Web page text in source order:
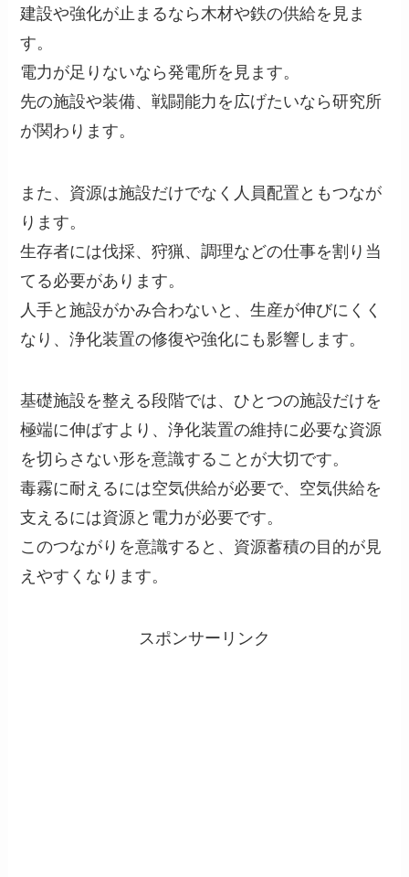
建設や強化が止まるなら木材や鉄の供給を見ま
す。
電力が足りないなら発電所を見ます。
先の施設や装備、戦闘能力を広げたいなら研究所
が関わります。
また、資源は施設だけでなく人員配置ともつなが
ります。
生存者には伐採、狩猟、調理などの仕事を割り当
てる必要があります。
人手と施設がかみ合わないと、生産が伸びにくく
なり、浄化装置の修復や強化にも影響します。
基礎施設を整える段階では、ひとつの施設だけを
極端に伸ばすより、浄化装置の維持に必要な資源
を切らさない形を意識することが大切です。
毒霧に耐えるには空気供給が必要で、空気供給を
支えるには資源と電力が必要です。
このつながりを意識すると、資源蓄積の目的が見
えやすくなります。
スポンサーリンク